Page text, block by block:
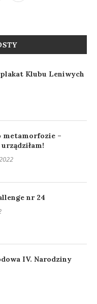
Klubu Leniwych
metamorfozie –
nr 24
IV. Narodziny